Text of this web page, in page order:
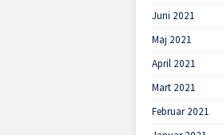
Juni 2021
Maj 2021
April 2021
Mart 2021
Februar 2021